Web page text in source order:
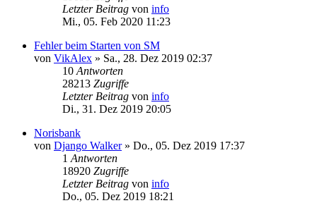
Letzter Beitrag von info
Mi., 05. Feb 2020 11:23
Fehler beim Starten von SM
von VikAlex » Sa., 28. Dez 2019 02:37
10 Antworten
28213 Zugriffe
Letzter Beitrag von info
Di., 31. Dez 2019 20:05
Norisbank
von Django Walker» Do., 05. Dez 2019 17:37
1 Antworten
18920 Zugriffe
Letzter Beitrag von info
Do., 05. Dez 2019 18:21